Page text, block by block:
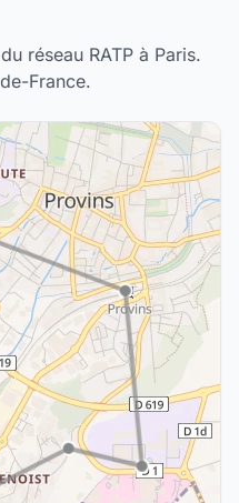
réseau RATP à Paris.
France.